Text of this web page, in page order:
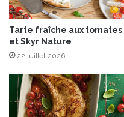
u
S
b
r
i
Tarte fraîche aux tomates
et Skyr Nature
22 juillet 2026